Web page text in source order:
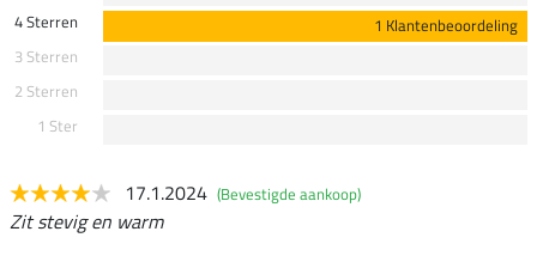
4 Sterren
1 Klantenbeoordeling
3 Sterren
2 Sterren
1 Ster
17.1.2024 (Bevestigde aankoop)
Zit stevig en warm